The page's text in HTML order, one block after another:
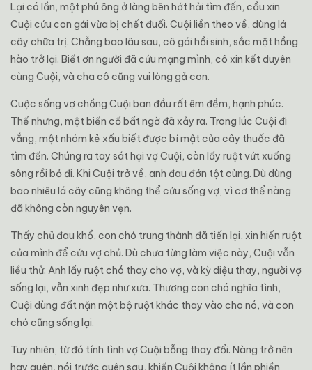
Lại có lần, một phú ông ở làng bên hớt hải tìm đến, cầu xin
Cuội cứu con gái vừa bị chết đuối. Cuội liền theo về, dùng lá
cây chữa trị. Chẳng bao lâu sau, cô gái hồi sinh, sắc mặt hồng
hào trở lại. Biết ơn người đã cứu mạng mình, cô xin kết duyên
cùng Cuội, và cha cô cũng vui lòng gả con.
Cuộc sống vợ chồng Cuội ban đầu rất êm đềm, hạnh phúc.
Thế nhưng, một biến cố bất ngờ đã xảy ra. Trong lúc Cuội đi
vắng, một nhóm kẻ xấu biết được bí mật của cây thuốc đã
tìm đến. Chúng ra tay sát hại vợ Cuội, còn lấy ruột vứt xuống
sông rồi bỏ đi. Khi Cuội trở về, anh đau đớn tột cùng. Dù dùng
bao nhiêu lá cây cũng không thể cứu sống vợ, vì cơ thể nàng
đã không còn nguyên vẹn.
Thấy chủ đau khổ, con chó trung thành đã tiến lại, xin hiến ruột
của mình để cứu vợ chủ. Dù chưa từng làm việc này, Cuội vẫn
liều thử. Anh lấy ruột chó thay cho vợ, và kỳ diệu thay, người vợ
sống lại, vẫn xinh đẹp như xưa. Thương con chó nghĩa tình,
Cuội dùng đất nặn một bộ ruột khác thay vào cho nó, và con
chó cũng sống lại.
Tuy nhiên, từ đó tính tình vợ Cuội bỗng thay đổi. Nàng trở nên
hay quên, nói trước quên sau, khiến Cuội không ít lần phiền